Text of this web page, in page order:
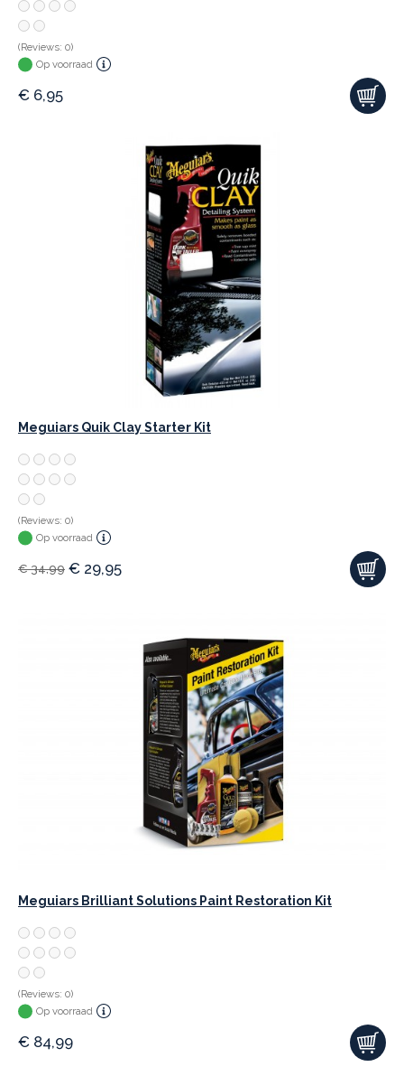
(Reviews: 0)
Op voorraad
€ 6,95
Meguiars Quik Clay Starter Kit
(Reviews: 0)
Op voorraad
€34,99 € 29,95
Meguiars Brilliant Solutions Paint Restoration Kit
(Reviews: 0)
Op voorraad
€ 84,99